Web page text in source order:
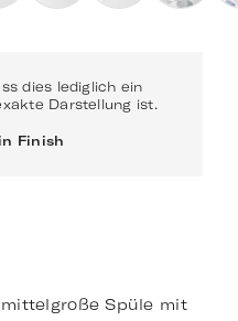
dies lediglich ein
Darstellung ist.
Finish
Spüle mit